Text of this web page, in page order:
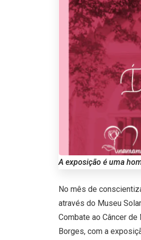
A exposição é uma
No mês de
através do Museu
Combate ao Câncer
Borges, com a